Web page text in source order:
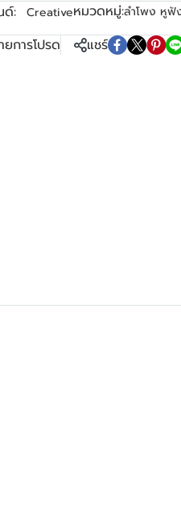
ด์: Creativeหมวดหมู่:ลำโพง หูฟั
ยการโปรด แชร์